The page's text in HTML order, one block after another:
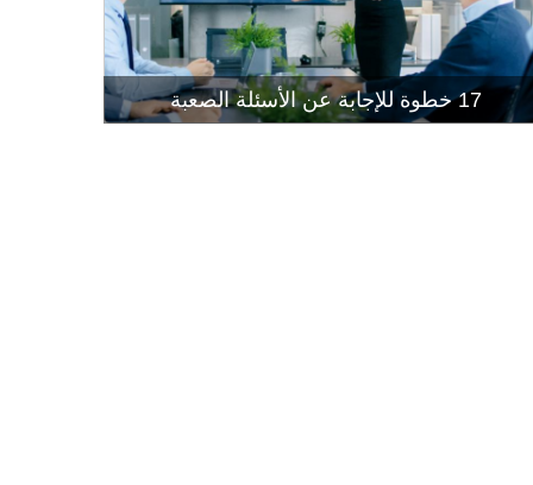
17 خطوة للإجابة عن الأسئلة الصعبة